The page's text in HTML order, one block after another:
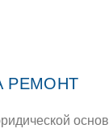
РЕМОНТ